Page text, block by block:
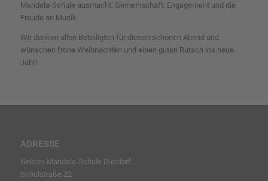
Mandela-Schule ausmacht: Gemeinschaft, Engagement und die
Freude an Musik.
Wir danken allen Beteiligten für diesen schönen Abend und
wünschen frohe Weihnachten und einen guten Rutsch ins neue
Jahr!
ADRESSE
Nelson-Mandela-Schule Dierdorf
Schulstraße 22